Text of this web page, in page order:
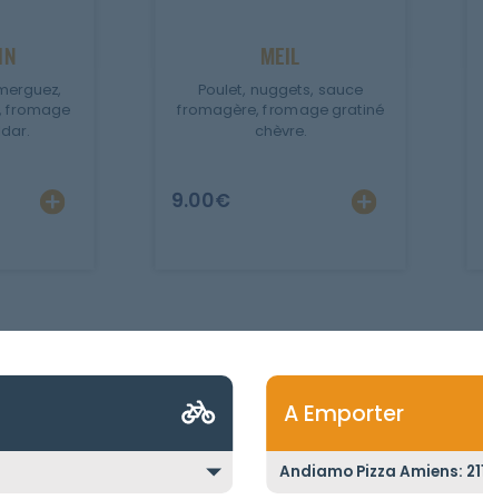
fromage
MEIL
Poulet, nuggets, sauce
fromagère, fromage gratiné
chèvre.
9.00€
A Emporter